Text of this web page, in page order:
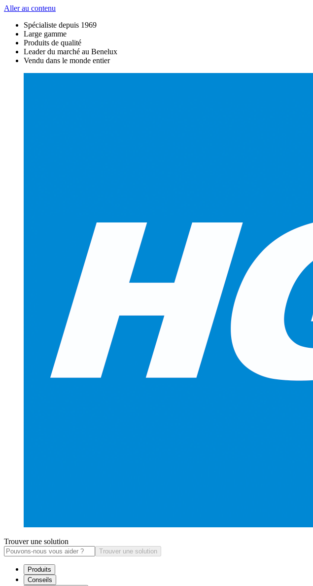
Aller au contenu
Spécialiste depuis 1969
Large gamme
Produits de qualité
Leader du marché au Benelux
Vendu dans le monde entier
Trouver une solution
Trouver une solution
Produits
Conseils